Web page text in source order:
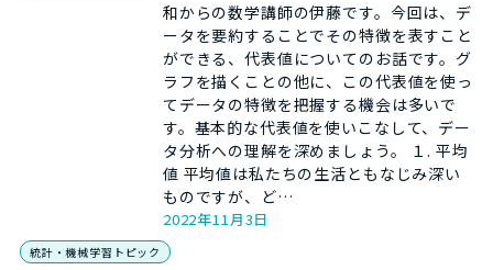
和からの数学講師の伊藤です。今回は、デ
ータを要約することでその特徴を表すこと
ができる、代表値についてのお話です。グ
ラフを描くことの他に、この代表値を使っ
てデータの特徴を把握する機会は多いで
す。基本的な代表値を使いこなして、デー
タ分析への理解を深めましょう。 １. 平均
値 平均値は私たちの生活ともなじみ深い
ものですが、ど…
2022年11月3日
統計・機械学習トピック